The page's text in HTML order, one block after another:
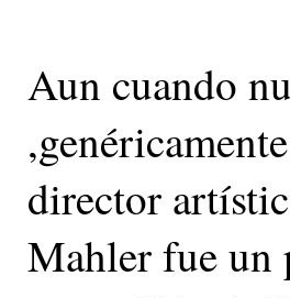
Aun cuando
director
Mahler fue un